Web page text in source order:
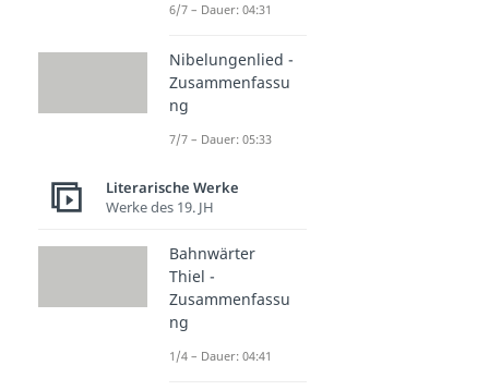
6/7 – Dauer: 04:31
Nibelungenlied -
Zusammenfassu
ng
7/7 – Dauer: 05:33
Literarische Werke
Werke des 19. JH
Bahnwärter
Thiel -
Zusammenfassu
ng
1/4 – Dauer: 04:41